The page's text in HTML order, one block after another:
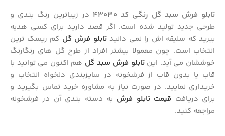
تابلو فرش سبد گل رنگی کد 43030
در زیباترین رنگ بندی و
طرحی جدید تولید شده است. اگر قصد دارید برای کسی هدیه
ببرید که سلیقه اش را نمی دانیدتابلو فرش گل کم ریسک ترین
انتخاب است. چون معمولا بیشتر افراد از طرح گل های رنگارنگ
خوششان می آید. اینتابلو فرش سبد گل هم اکنون می توانید با
قاب یا بدون قاب از فرشخونه در سایزبندی دلخواه انتخاب و
خریداری نمایید. در صورت نیاز به مشاوره خرید تماس بگیرید و
برای دریافت قیمت تابلو فرش به دسته بندی آن در فرشخونه
مراجعه کنید.